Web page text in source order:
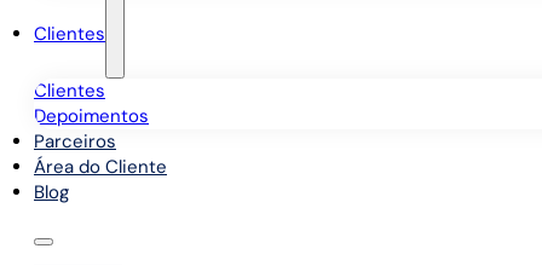
Clientes
Clientes
Depoimentos
Parceiros
Área do Cliente
Blog